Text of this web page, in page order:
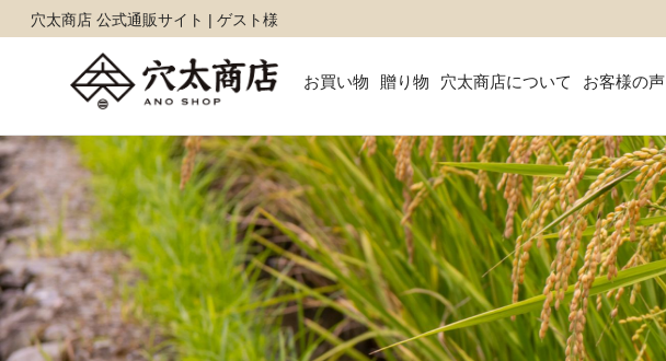
穴太商店 公式通販サイト | ゲスト様
お買い物 贈り物 穴太商店について お客様の声